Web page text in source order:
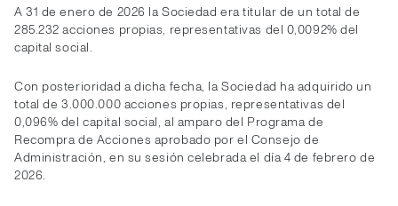
A 31 de enero de 2026 la Sociedad era titular de un total de
285.232 acciones propias, representativas del 0,0092% del
capital social.
Con posterioridad a dicha fecha, la Sociedad ha adquirido un
total de 3.000.000 acciones propias, representativas del
0,096% del capital social, al amparo del Programa de
Recompra de Acciones aprobado por el Consejo de
Administración, en su sesión celebrada el día 4 de febrero de
2026.